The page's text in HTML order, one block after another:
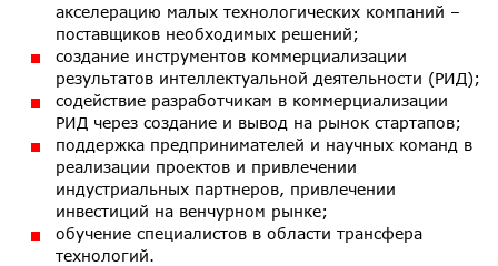
акселерацию малых технологических компаний –
поставщиков необходимых решений;
создание инструментов коммерциализации
результатов интеллектуальной деятельности (РИД);
содействие разработчикам в коммерциализации
РИД через создание и вывод на рынок стартапов;
поддержка предпринимателей и научных команд в
реализации проектов и привлечении
индустриальных партнеров, привлечении
инвестиций на венчурном рынке;
обучение специалистов в области трансфера
технологий.